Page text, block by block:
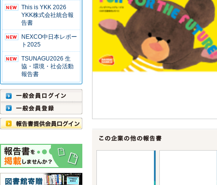
This is YKK 2026
YKK株式会社統合報
告書
NEXCO中日本レポー
ト2025
TSUNAGU2026 生
協・環境・社会活動
報告書